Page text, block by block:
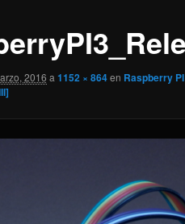
2016 a 1152 × 864en Raspberry